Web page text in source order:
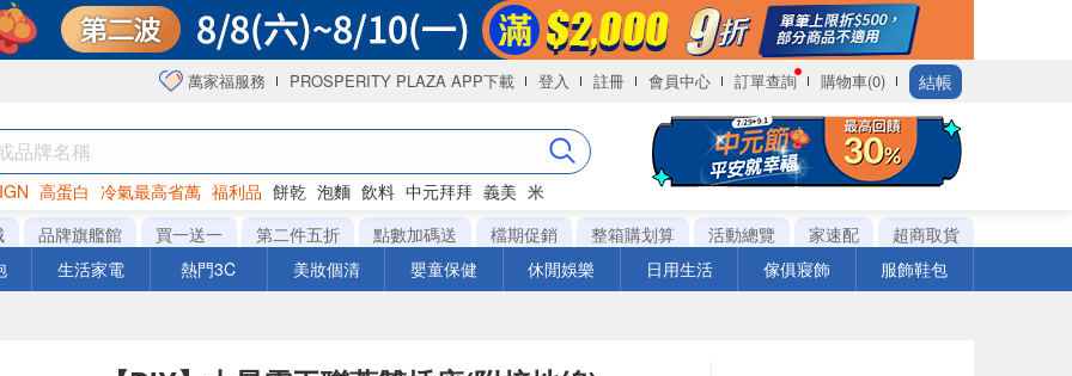
萬家福服務 PROSPERITY PLAZA APP下載 登入 註冊 會員中心 訂單查詢 購物車(0) 結帳
高蛋白 冷氣最高省萬 福利品 餅乾 泡麵 飲料 中元拜拜 義美 米
洋芋片
品牌旗艦館 買一送一 第二件五折 點數加碼送 檔期促銷 整箱購划算 活動總覽 家速配
超商取貨
生活家電 熱門3C 美妝個清 嬰童保健 休閒娛樂 日用生活 傢俱寢飾 服飾鞋包